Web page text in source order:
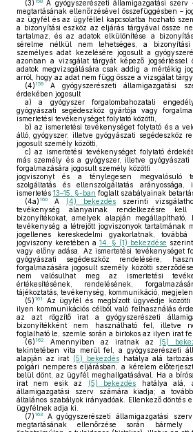
(3)
A gyógyszerészeti államigazgatási
megtartásának ellenőrzésével összefüggésben –
az ügyfél és az ügyféllel kapcsolatba hozható
a bizonyítási eszköz az eljárás tárgyával össze
tartalmaz, és az adatok elkülönítése a
sérelme nélkül nem lehetséges, a
személyes adat kezelésére jogosult a
azonban a vizsgálat tárgyát képező jogsértéssel
adatok megvizsgálására csak addig a mértékig
arról, hogy az adat nem függ össze a vizsgálat
(4) 159
A gyógyszerészeti államigazgatási
érdekében jogosult
a) a gyógyszer forgalombahozatali
gyógyászati segédeszköz gyártója vagy
ismertetési tevékenységet folytató közötti,
b) az ismertetési tevékenységet folytató és a
álló, gyógyszer, illetve gyógyászati segédeszköz
jogosult személy közötti,
c) az ismertetési tevékenységet folytató
más személy és a gyógyszer, illetve gyógyászati
forgalmazására jogosult személy közötti
jogviszonyt és a ténylegesen megvalósuló
szolgáltatás és ellenszolgáltatás arányossága,
ismertetés 13–15. §-ban foglalt szabályainak
(4a) 160 A (4) bekezdés szerinti
tevékenység alanyainak rendelkezésre kell
bizonyítékokat, amelyek alapján
tevékenység a létrejött jogviszonyok tartalmának
jogellenes kereskedelmi gyakorlatnak,
jogviszony keretében a 14. § (1) bekezdése
vagy előny adása. Az ismertetési tevékenységet
gyógyászati segédeszköz rendelésére,
forgalmazására jogosult személy közötti
nem valósulhat meg az ismertetési
értékesítésének, rendelésének,
tájékoztatás, tevékenység, kommunikáció,
(5) 161
Az ügyfél és megbízott ügyvédje közötti
ilyen kommunikációs célból való felhasználás
az azt rögzítő irat a gyógyszerészeti
bizonyítékként nem használható fel, illetve
foglalható le, szemle során a birtokos az ilyen irat
(6) 162 Amennyiben az iratnak az (5)
tekintetében vita merül fel, a gyógyszerészeti
alapján az irat (5) bekezdéshatálya alá
polgári nemperes eljárásban, a kérelem
belül dönt, az ügyfél meghallgatásával. Ha a
irat nem esik az (5) bekezdés hatálya alá,
államigazgatási szerv számára kiadja; a
általános szabályok irányadóak. Ellenkező döntés
ügyfélnek adja ki.
(7) 163 A gyógyszerészeti államigazgatási
megtartásának ellenőrzése során bármely